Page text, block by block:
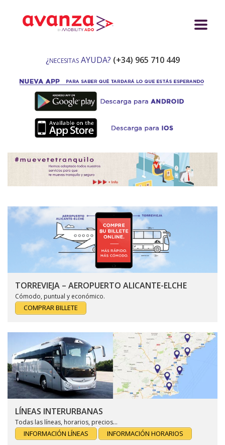
¿NECESITASAYUDA? (+34) 965 710 449
TORREVIEJA – AEROPUERTO ALICANTE-ELCHE
Cómodo, puntual y económico.
COMPRAR BILLETE
LÍNEAS INTERURBANAS
Todas las líneas, horarios, precios…
INFORMACIÓN LÍNEAS INFORMACIÓN HORARIOS